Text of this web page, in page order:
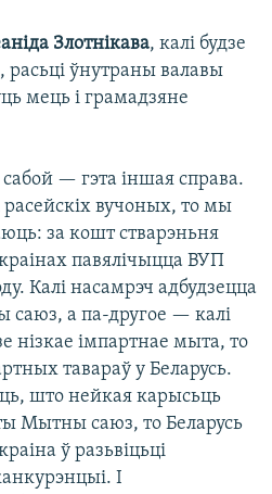
Злотнікава, калі будзе
расьці ўнутраны валавы
мець і грамадзяне
— гэта іншая справа.
расейскіх вучоных, то мы
за кошт стварэньня
павялічыцца ВУП
Калі насамрэч адбудзецца
а па-другое — калі
нізкае імпартнае мыта, то
тавараў у Беларусь.
што нейкая карысьць
Мытны саюз, то Беларусь
ў разьвіцьці
І